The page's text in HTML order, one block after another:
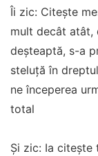
Îi zic: Citește
mult decât atât,
deșteaptă, s-a
steluță în
ne începerea
total
Și zic: Ia citește